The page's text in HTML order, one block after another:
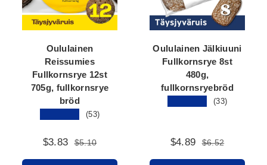
Oululainen
Reissumies
Fullkornsrye 12st
705g, fullkornsrye
bröd
(53)
$3.83 $5.10
Oululainen Jälkiuuni
Fullkornsrye 8st
480g,
fullkornsryebröd
(33)
$4.89 $6.52